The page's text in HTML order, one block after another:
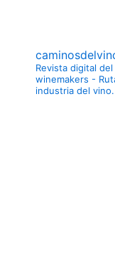
Revista digital
winemakers -
industria del vino.